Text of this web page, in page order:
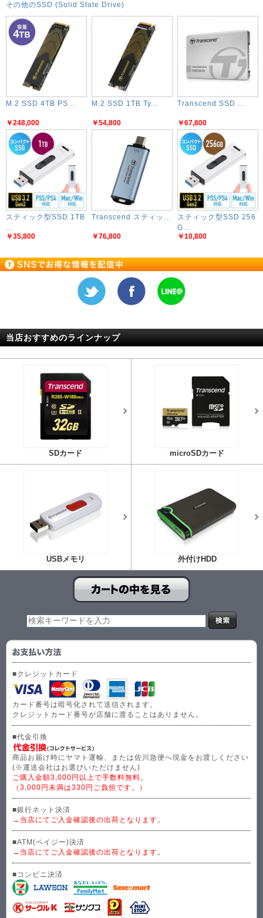
その他のSSD (Solid State Drive)
M.2 SSD 4TB PS...
￥248,000
M.2 SSD 1TB Ty...
￥54,800
Transcend SSD ...
￥67,800
スティック型SSD 1TB
...
￥35,800
Transcend スティッ...
￥76,800
スティック型SSD 256
G...
￥10,800
当店おすすめのラインナップ
SDカード microSDカード
USBメモリ 外付けHDD
■クレジットカード
カード番号は暗号化されて送信されます。
クレジットカード番号が店舗に渡ることはありません。
■代金引換
商品お届け時にヤマト運輸、または佐川急便へ現金をお渡しください
(※運送会社はお選びいただけません)
ご購入金額3,000円以上で手数料無料。
（3,000円未満は330円ご負担です。）
■銀行ネット決済
→当店にてご入金確認後の出荷となります。
■ATM(ペイジー)決済
→当店にてご入金確認後の出荷となります。
■コンビニ決済